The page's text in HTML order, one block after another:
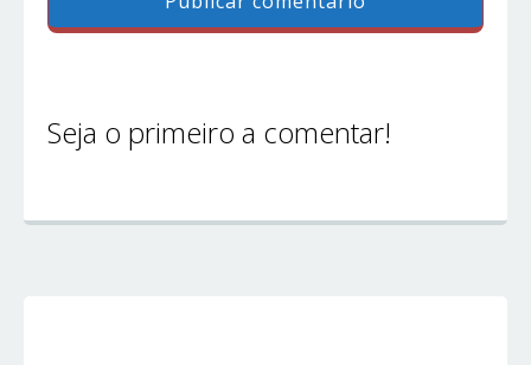
Seja o primeiro a comentar!